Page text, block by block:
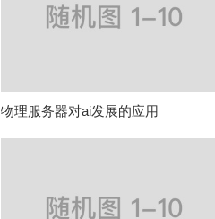
物理服务器对ai发展的应用